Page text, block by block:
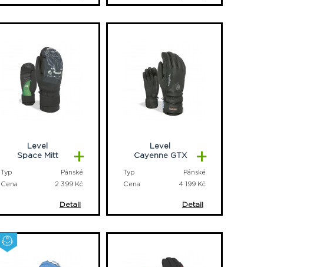
Level
Space Mitt
Typ
Pánské
Cena
2 399 Kč
+
Detail
Level
Cayenne GTX
Typ
Pánské
Cena
4 199 Kč
+
Detail